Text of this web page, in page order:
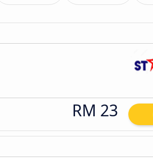
RM 23